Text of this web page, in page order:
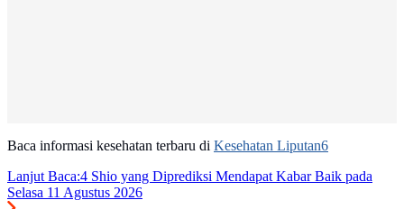
Baca informasi kesehatan terbaru di Kesehatan Liputan6
Lanjut Baca:4 Shio yang Diprediksi Mendapat Kabar Baik pada
Selasa 11 Agustus 2026